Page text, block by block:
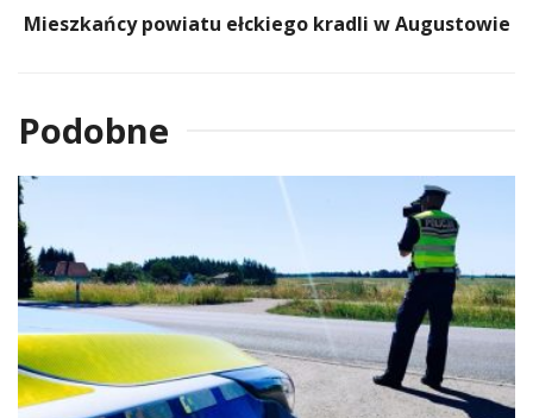
Mieszkańcy powiatu ełckiego kradli w Augustowie
Podobne